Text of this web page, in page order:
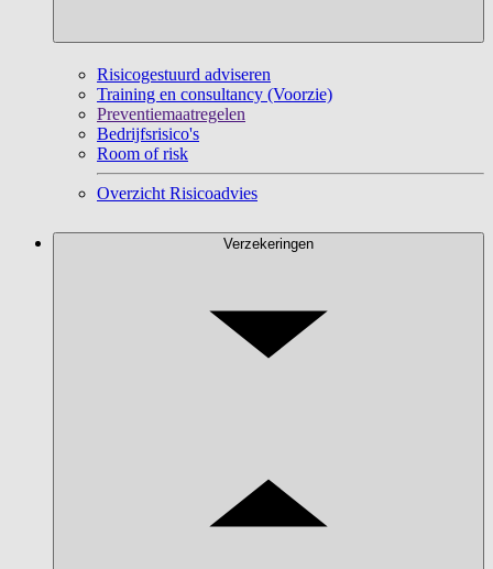
Risicogestuurd adviseren
Training en consultancy (Voorzie)
Preventiemaatregelen
Bedrijfsrisico's
Room of risk
Overzicht Risicoadvies
Verzekeringen